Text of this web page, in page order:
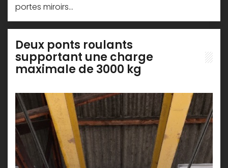
portes miroirs...
Deux ponts roulants
supportant une charge
maximale de 3000 kg